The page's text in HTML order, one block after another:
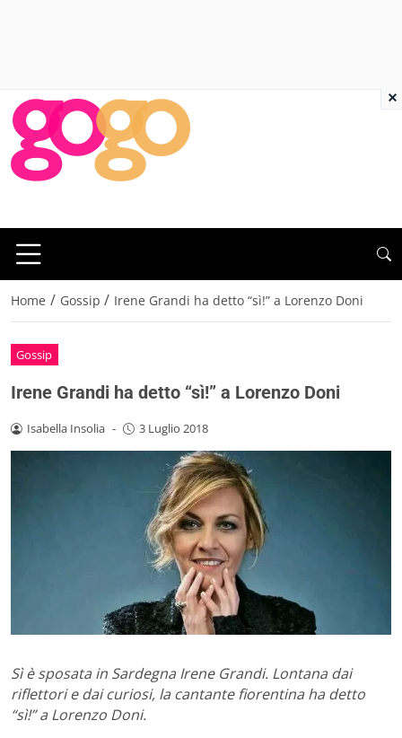
Home / Gossip / Irene Grandi ha detto “sì!” a Lorenzo Doni
Gossip
Irene Grandi ha detto “sì!” a Lorenzo Doni
Isabella Insolia - 3 Luglio 2018
Sì è sposata in Sardegna Irene Grandi. Lontana dai
riflettori e dai curiosi, la cantante fiorentina ha detto
“sì!” a Lorenzo Doni.
×